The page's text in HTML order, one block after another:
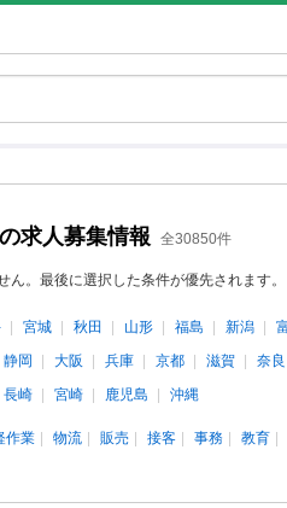
求人募集情報 全30850件
。最後に選択した条件が優先されます。
宮城 秋田 山形 福島 新潟
静岡 大阪 兵庫 京都 滋賀 奈良
長崎 宮崎 鹿児島 沖縄
作業 物流 販売 接客 事務 教育